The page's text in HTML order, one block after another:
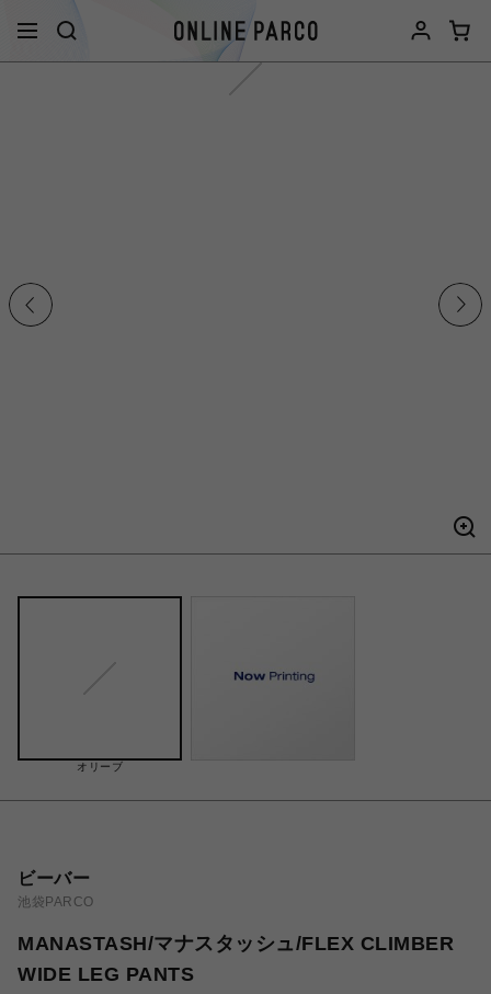
オリーブ
ビーバー
池袋PARCO
MANASTASH/マナスタッシュ/FLEX CLIMBER
WIDE LEG PANTS